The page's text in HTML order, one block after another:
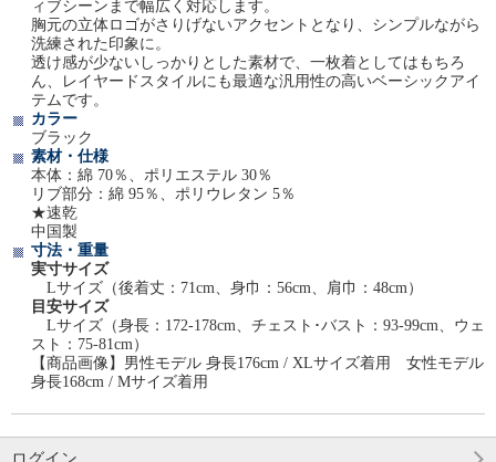
ィブシーンまで幅広く対応します。
胸元の立体ロゴがさりげないアクセントとなり、シンプルながら
洗練された印象に。
透け感が少ないしっかりとした素材で、一枚着としてはもちろ
ん、レイヤードスタイルにも最適な汎用性の高いベーシックアイ
テムです。
カラー
ブラック
素材・仕様
本体：綿 70％、ポリエステル 30％
リブ部分：綿 95％、ポリウレタン 5％
★速乾
中国製
寸法・重量
実寸サイズ
Lサイズ（後着丈：71cm、身巾：56cm、肩巾：48cm）
目安サイズ
Lサイズ（身長：172-178cm、チェスト･バスト：93-99cm、ウェ
スト：75-81cm）
【商品画像】男性モデル 身長176cm / XLサイズ着用 女性モデル
身長168cm / Mサイズ着用